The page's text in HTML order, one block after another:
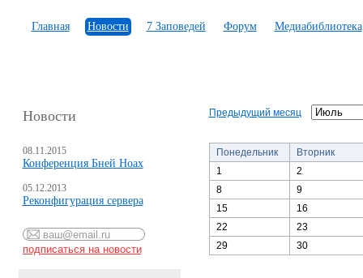
Главная Новости 7 Заповедей Форум Медиабиблиотека
Новости
08.11.2015
Конференция Бней Ноах
05.12.2013
Реконфигурация сервера
Предыдущий месяц
Понедельник
Вторник
1
2
8
9
15
16
22
23
29
30